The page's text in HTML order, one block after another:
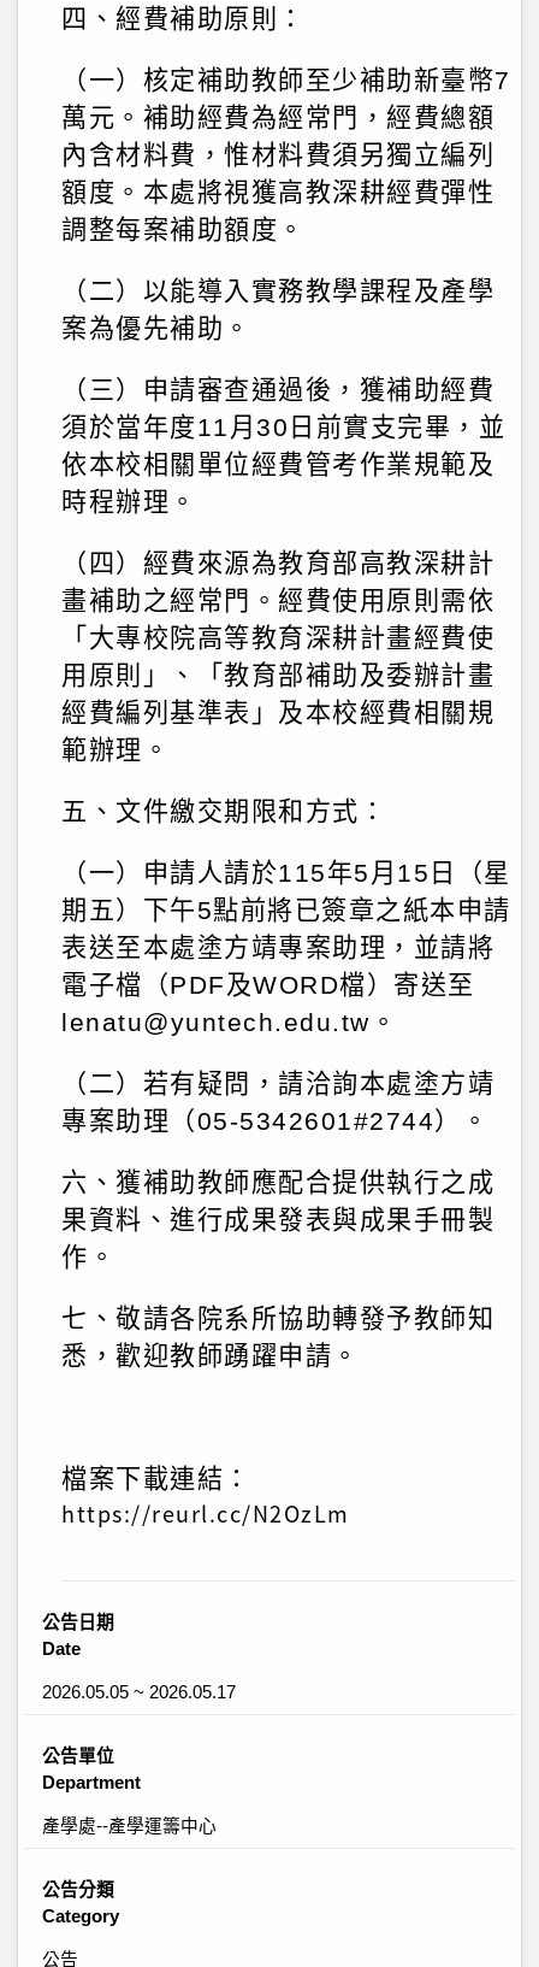
四、經費補助原則：
（一）核定補助教師至少補助新臺幣7
萬元。補助經費為經常門，經費總額
內含材料費，惟材料費須另獨立編列
額度。本處將視獲高教深耕經費彈性
調整每案補助額度。
（二）以能導入實務教學課程及產學
案為優先補助。
（三）申請審查通過後，獲補助經費
須於當年度11月30日前實支完畢，並
依本校相關單位經費管考作業規範及
時程辦理。
（四）經費來源為教育部高教深耕計
畫補助之經常門。經費使用原則需依
「大專校院高等教育深耕計畫經費使
用原則」、「教育部補助及委辦計畫
經費編列基準表」及本校經費相關規
範辦理。
五、文件繳交期限和方式：
（一）申請人請於115年5月15日（星
期五）下午5點前將已簽章之紙本申請
表送至本處塗方靖專案助理，並請將
電子檔（PDF及WORD檔）寄送至
lenatu@yuntech.edu.tw。
（二）若有疑問，請洽詢本處塗方靖
專案助理（05-5342601#2744）。
六、獲補助教師應配合提供執行之成
果資料、進行成果發表與成果手冊製
作。
七、敬請各院系所協助轉發予教師知
悉，歡迎教師踴躍申請。
檔案下載連結：
https://reurl.cc/N2OzLm
公告日期
Date
2026.05.05 ~ 2026.05.17
公告單位
Department
產學處--產學運籌中心
公告分類
Category
公告